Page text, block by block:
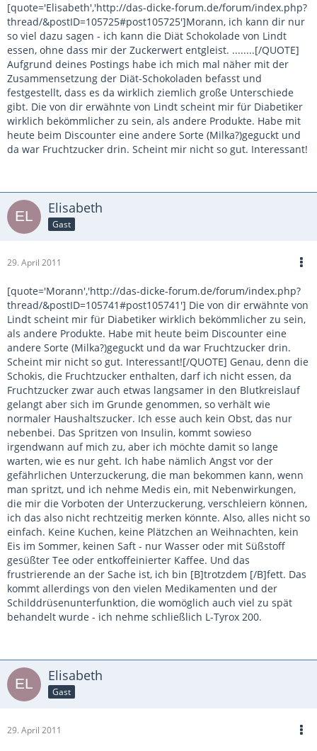
[quote='Elisabeth','http://das-dicke-forum.de/forum/index.php?
thread/&postID=105725#post105725']Morann, ich kann dir nur
so viel dazu sagen - ich kann die Diät Schokolade von Lindt
essen, ohne dass mir der Zuckerwert entgleist. ........[/QUOTE]
Aufgrund deines Postings habe ich mich mal näher mit der
Zusammensetzung der Diät-Schokoladen befasst und
festgestellt, dass es da wirklich ziemlich große Unterschiede
gibt. Die von dir erwähnte von Lindt scheint mir für Diabetiker
wirklich bekömmlicher zu sein, als andere Produkte. Habe mit
heute beim Discounter eine andere Sorte (Milka?)geguckt und
da war Fruchtzucker drin. Scheint mir nicht so gut. Interessant!
Elisabeth
Gast
29. April 2011
[quote='Morann','http://das-dicke-forum.de/forum/index.php?
thread/&postID=105741#post105741'] Die von dir erwähnte von
Lindt scheint mir für Diabetiker wirklich bekömmlicher zu sein,
als andere Produkte. Habe mit heute beim Discounter eine
andere Sorte (Milka?)geguckt und da war Fruchtzucker drin.
Scheint mir nicht so gut. Interessant![/QUOTE] Genau, denn die
Schokis, die Fruchtzucker enthalten, darf ich nicht essen, da
Fruchtzucker zwar auch etwas langsamer in den Blutkreislauf
gelangt aber sich im Grunde genommen, so verhält wie
normaler Haushaltszucker. Ich esse auch kein Obst, das nur
nebenbei. Das Spritzen von Insulin, kommt sowieso
irgendwann auf mich zu, aber ich möchte damit so lange
warten, wie es nur geht. Ich habe nämlich Angst vor der
gefährlichen Unterzuckerung, die man bekommen kann, wenn
man spritzt, und ich nehme Medis ein, mit Nebenwirkungen,
die mir die Vorboten der Unterzuckerung, verschleiern können,
ich das also nicht rechtzeitig merken könnte. Also, alles nicht so
einfach. Keine Kuchen, keine Plätzchen an Weihnachten, kein
Eis im Sommer, keinen Saft - nur Wasser oder mit Süßstoff
gesüßter Tee oder entkoffeinierter Kaffee. Und das
frustrierende an der Sache ist, ich bin [B]trotzdem [/B]fett. Das
kommt allerdings von den vielen Medikamenten und der
Schilddrüsenunterfunktion, die womöglich auch viel zu spät
behandelt wurde - ich nehme schließlich L-Tyrox 200.
Elisabeth
Gast
29. April 2011